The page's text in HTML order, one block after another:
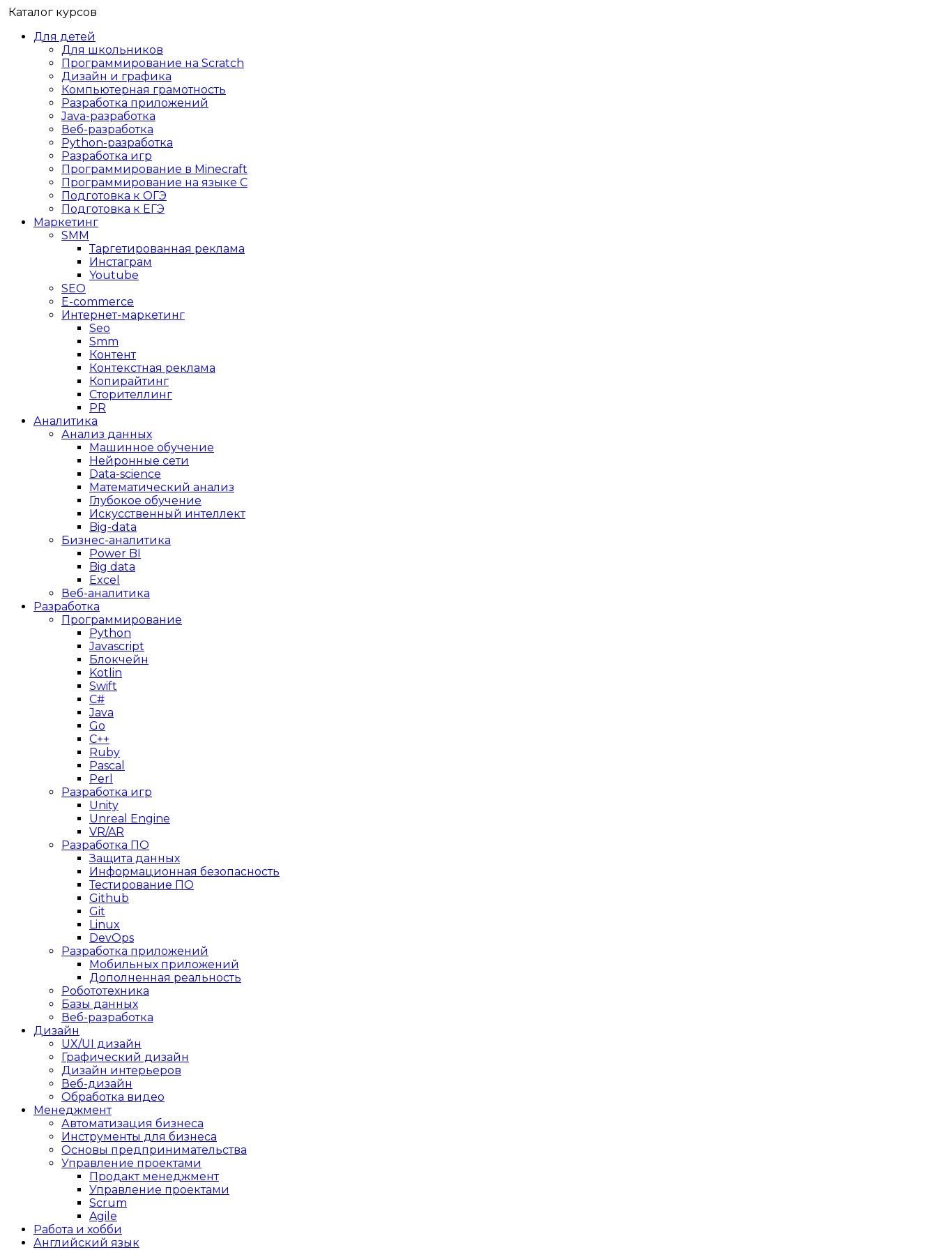
Каталог курсов
Для детей
Для школьников
Программирование на Scratch
Дизайн и графика
Компьютерная грамотность
Разработка приложений
Java-разработка
Веб-разработка
Python-разработка
Разработка игр
Программирование в Minecraft
Программирование на языке C
Подготовка к ОГЭ
Подготовка к ЕГЭ
Маркетинг
SMM
Таргетированная реклама
Инстаграм
Youtube
SEO
E-сommerce
Интернет-маркетинг
Seo
Smm
Контент
Контекстная реклама
Копирайтинг
Сторителлинг
PR
Аналитика
Анализ данных
Машинное обучение
Нейронные сети
Data-science
Математический анализ
Глубокое обучение
Искусственный интеллект
Big-data
Бизнес-аналитика
Power BI
Big data
Excel
Веб-аналитика
Разработка
Программирование
Python
Javascript
Блокчейн
Kotlin
Swift
C#
Java
Go
C++
Ruby
Pascal
Perl
Разработка игр
Unity
Unreal Engine
VR/AR
Разработка ПО
Защита данных
Информационная безопасность
Тестирование ПО
Github
Git
Linux
DevOps
Разработка приложений
Мобильных приложений
Дополненная реальность
Робототехника
Базы данных
Веб-разработка
Дизайн
UX/UI дизайн
Графический дизайн
Дизайн интерьеров
Веб-дизайн
Обработка видео
Менеджмент
Автоматизация бизнеса
Инструменты для бизнеса
Основы предпринимательства
Управление проектами
Продакт менеджмент
Управление проектами
Scrum
Agile
Работа и хобби
Английский язык